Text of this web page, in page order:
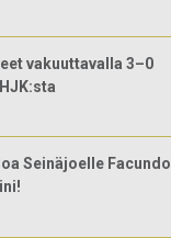
vakuuttavalla 3–0
Seinäjoelle Facundo